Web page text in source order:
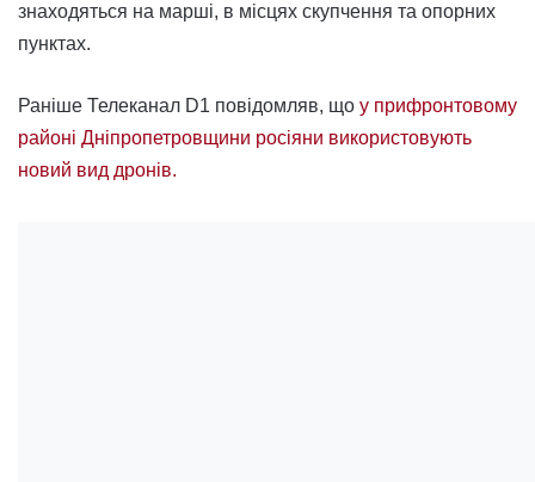
знаходяться на марші, в місцях скупчення та опорних
пунктах.
Раніше Телеканал D1 повідомляв, що у прифронтовому
районі Дніпропетровщини росіяни використовують
новий вид дронів.